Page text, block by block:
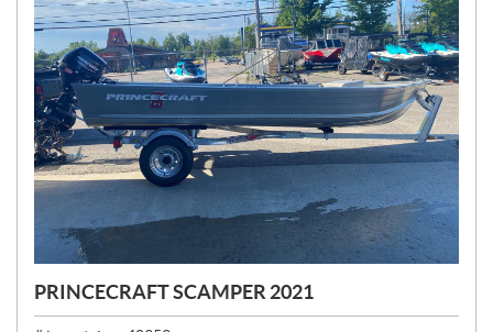
PRINCECRAFT SCAMPER 2021